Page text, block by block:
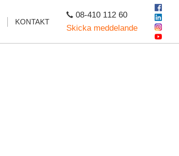
08-410 112 60
Skicka meddelande
KONTAKT